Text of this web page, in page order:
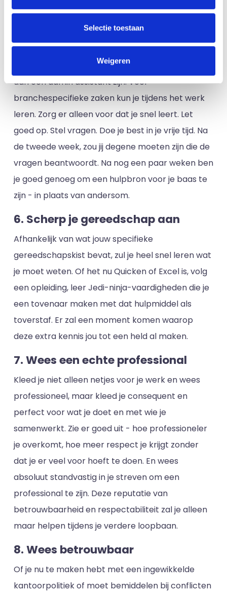
Selectie toestaan
Weigeren
5. Ken je branche
Het is niet genoeg om het kantoor van binnen en
buiten te kennen. Als je niet verder denkt dan je
directe werkplek en het bedrijf, zul je nooit meer
dan een admin assistant zijn. Veel
branchespecifieke zaken kun je tijdens het werk
leren. Zorg er alleen voor dat je snel leert. Let
goed op. Stel vragen. Doe je best in je vrije tijd. Na
de tweede week, zou jij degene moeten zijn die de
vragen beantwoordt. Na nog een paar weken ben
je goed genoeg om een hulpbron voor je baas te
zijn - in plaats van andersom.
6. Scherp je gereedschap aan
Afhankelijk van wat jouw specifieke
gereedschapskist bevat, zul je heel snel leren wat
je moet weten. Of het nu Quicken of Excel is, volg
een opleiding, leer Jedi-ninja-vaardigheden die je
een tovenaar maken met dat hulpmiddel als
toverstaf. Er zal een moment komen waarop
deze extra kennis jou tot een held al maken.
7. Wees een echte professional
Kleed je niet alleen netjes voor je werk en wees
professioneel, maar kleed je consequent en
perfect voor wat je doet en met wie je
samenwerkt. Zie er goed uit - hoe professioneler
je overkomt, hoe meer respect je krijgt zonder
dat je er veel voor hoeft te doen. En wees
absoluut standvastig in je streven om een
professional te zijn. Deze reputatie van
betrouwbaarheid en respectabiliteit zal je alleen
maar helpen tijdens je verdere loopbaan.
8. Wees betrouwbaar
Of je nu te maken hebt met een ingewikkelde
kantoorpolitiek of moet bemiddelen bij conflicten